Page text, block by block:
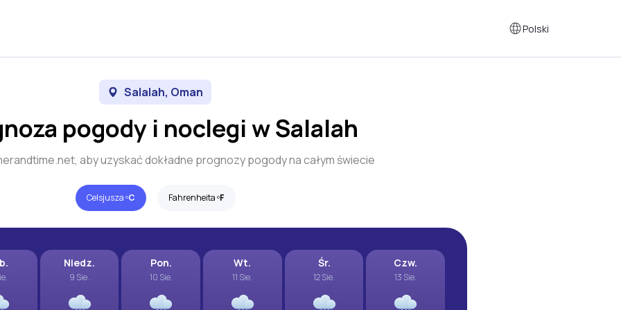
Polski
Salalah, Oman
pogody i noclegi w Salalah
aby uzyskać dokładne prognozy pogody na całym świecie
Celsjusza ºC Fahrenheita ºF
Niedz.
9 Sie.
Pon.
10 Sie.
Wt.
11 Sie.
Śr.
12 Sie.
Czw.
13 Sie.